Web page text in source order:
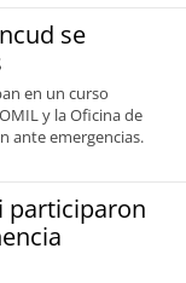
se
en un curso
y la Oficina de
ante emergencias.
participaron